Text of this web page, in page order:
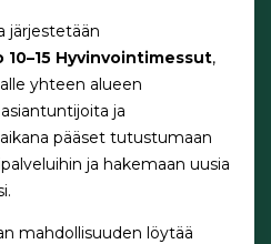
järjestetään
Hyvinvointimessut,
yhteen alueen
ja
pääset tutustumaan
ja hakemaan uusia
mahdollisuuden löytää